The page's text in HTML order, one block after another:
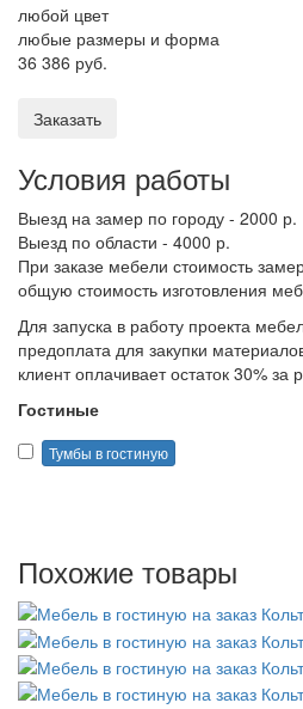
любой цвет
любые размеры и форма
36 386 руб.
Заказать
Условия работы
Выезд на замер по городу - 2000 р.
Выезд по области - 4000 р.
При заказе мебели стоимость
общую стоимость изготовления
Для запуска в работу проекта
предоплата для закупки
клиент оплачивает остаток 30% за
Гостиные
Тумбы в гостиную
Похожие товары